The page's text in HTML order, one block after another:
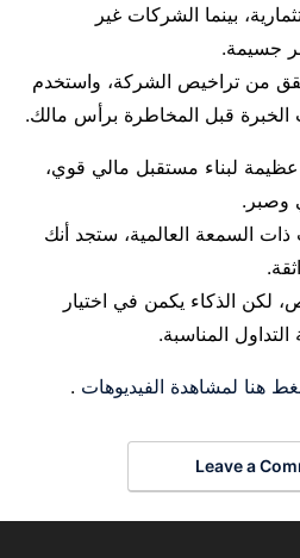
بينما الشركات غير
جسيمة.
من تراخيص الشركة، واستخدم
الخبرة قبل المخاطرة برأس مالك.
عظيمة لبناء مستقبل مالي قوي،
وصبر.
السمعة العالمية، ستجد أنك
لكن الذكاء يكمن في اختيار
المناسبة.
هنا لمشاهدة الفيديوهات .
Leave a